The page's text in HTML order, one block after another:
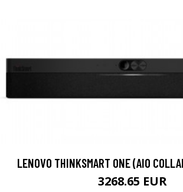
LENOVO THINKSMART ONE (AIO
3268.65 EUR